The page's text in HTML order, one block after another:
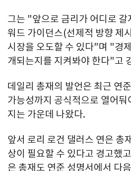
그는 "앞으로 금리가 어디로 갈
워드 가이던스(선제적 방향 제
시장을 오도할 수 있다"며 "경
개되는지를 지켜봐야 한다"고
데일리 총재의 발언은 최근 연
가능성까지 공식적으로 열어둬
지는 가운데 나왔다.
앞서 로리 로건 댈러스 연은 총
상이 필요할 수 있다고 경고했
은 총재도 연준 성명서에서 다